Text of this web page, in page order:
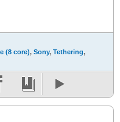
(8 core), Sony, Tethering,